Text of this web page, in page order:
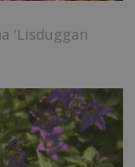
'Lisduggan